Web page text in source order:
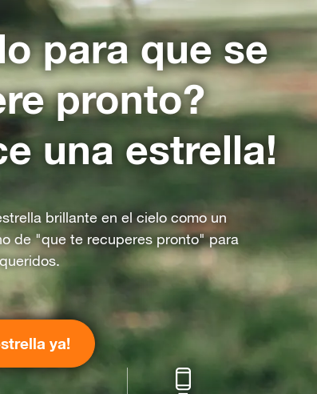
para que se
pronto?
una estrella!
brillante en el cielo como un
de "que te recuperes pronto" para
ya!